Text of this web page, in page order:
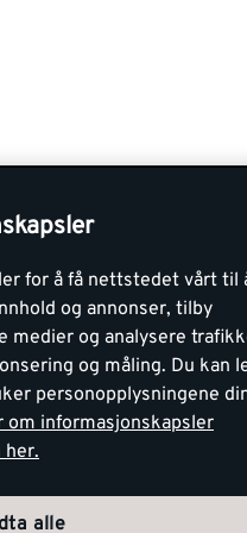
for å få nettstedet vårt til
og annonser, tilby
og analysere
og måling. Du kan
personopplysningene
om informasjonskapsler
her.
alle